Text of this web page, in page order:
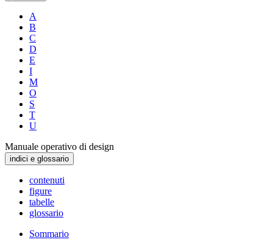
A
B
C
D
E
I
M
O
S
T
U
Manuale operativo di design
indici e glossario
contenuti
figure
tabelle
glossario
Sommario